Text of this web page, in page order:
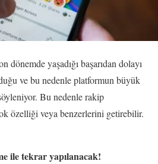
dönemde yaşadığı başarıdan dolayı
ve bu nedenle platformun büyük
Bu nedenle rakip
özelliği veya benzerlerini getirebilir.
ile tekrar yapılanacak!